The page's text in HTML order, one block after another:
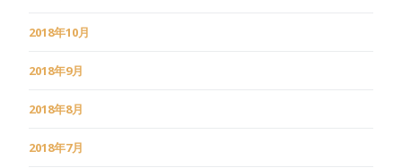
2018年10月
2018年9月
2018年8月
2018年7月